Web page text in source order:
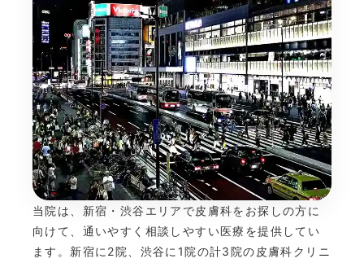
当院は、新宿・渋谷エリアで皮膚科をお探しの方に
向けて、通いやすく相談しやすい医療を提供してい
ます。新宿に2院、渋谷に1院の計3院の皮膚科クリニ